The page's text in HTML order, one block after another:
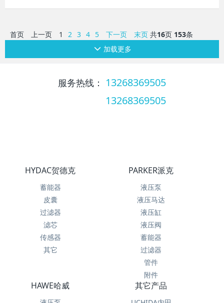
首页 上一页 1 2 3 4 5 下一页 末页 共16页 153条
加载更多
服务热线： 13268369505
13268369505
HYDAC贺德克
蓄能器
皮囊
过滤器
滤芯
传感器
其它
PARKER派克
液压泵
液压马达
液压缸
液压阀
蓄能器
过滤器
管件
附件
HAWE哈威 其它产品